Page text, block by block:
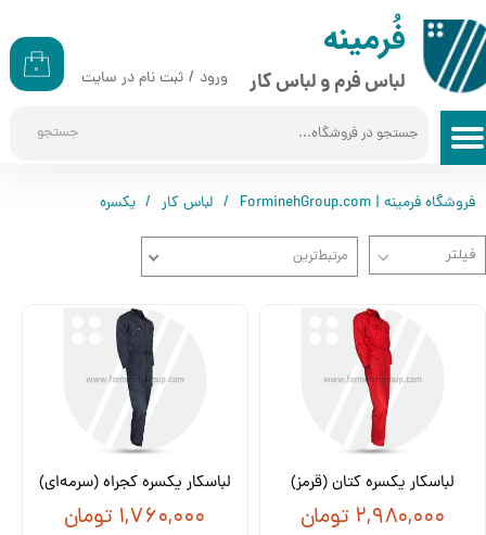
​​فُرمینه
لباس فرم و لباس کار
جستجو
۰ ورود / ثبت نام در سایت
حساب کاربری من
تغییر گذر واژه
سفارشات
خروج از حساب کاربری
فروشگاه فرمینه | ForminehGroup.com لباس کار یکسره
مرتبط‌ترین
لباسکار یکسره کتان (قرمز)
۲,۹۸۰,۰۰۰ تومان
لباسکار یکسره کجراه (سرمه‌ای)
۱,۷۶۰,۰۰۰ تومان